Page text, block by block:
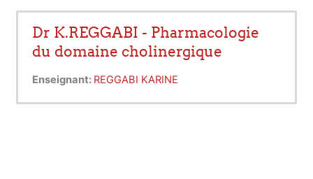
Dr K.REGGABI - Pharmacologie
du domaine cholinergique
Enseignant: REGGABI KARINE